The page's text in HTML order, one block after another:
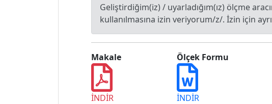
Geliştirdiğim(iz) / uyarladığım(ız) ölçme
kullanılmasına izin veriyorum/z/. İzin için
Makale
İNDİR
Ölçek Formu
İNDİR